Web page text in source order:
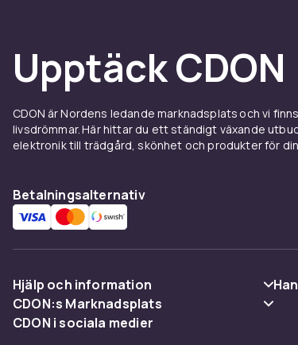
Upptäck CDON
CDON är Nordens ledande marknadsplats och vi
livsdrömmar. Här hittar du ett ständigt växande
elektronik till trädgård, skönhet och produkter för
Betalningsalternativ
Hjälp och information
Vanliga frågor
CDON:s Marknadsplats
Sälj på CDON
CDON i sociala medier